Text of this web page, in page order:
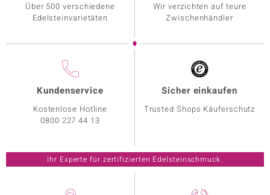
Über 500 verschiedene
Edelsteinvarietäten
Wir verzichten auf teure
Zwischenhändler
Kundenservice
Kostenlose Hotline
0800 227 44 13
Sicher einkaufen
Trusted Shops Käuferschutz
Ihr Experte für zertifizierten Edelsteinschmuck.